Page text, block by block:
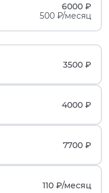
6000 ₽
500 ₽/месяц
3500 ₽
4000 ₽
7700 ₽
110 ₽/месяц